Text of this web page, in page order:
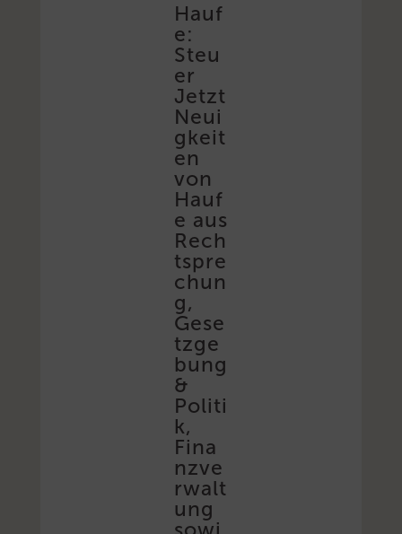
Hauf
e:
Steu
er
Jetzt
Neui
gkeit
en
von
Hauf
e aus
Rech
tspre
chun
g,
Gese
tzge
bung
&
Politi
k,
Fina
nzve
rwalt
ung